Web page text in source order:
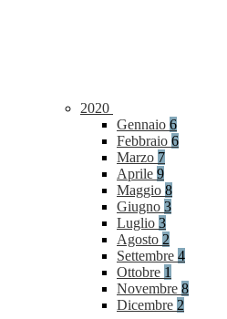
2020
Gennaio 6
Febbraio 6
Marzo 7
Aprile 9
Maggio 8
Giugno 3
Luglio 3
Agosto 2
Settembre 4
Ottobre 1
Novembre 8
Dicembre 2